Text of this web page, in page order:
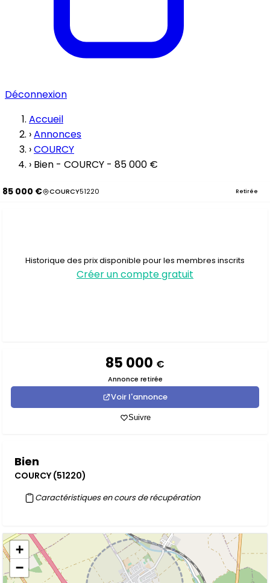
Déconnexion
Accueil
›Annonces
›COURCY
› Bien - COURCY - 85 000 €
85 000 € COURCY51220 Retirée
Historique des prix disponible pour les membres inscrits
Créer un compte gratuit
85 000 €
Annonce retirée
Voir l'annonce
Suivre
Bien
COURCY (51220)
Caractéristiques en cours de récupération
+
−